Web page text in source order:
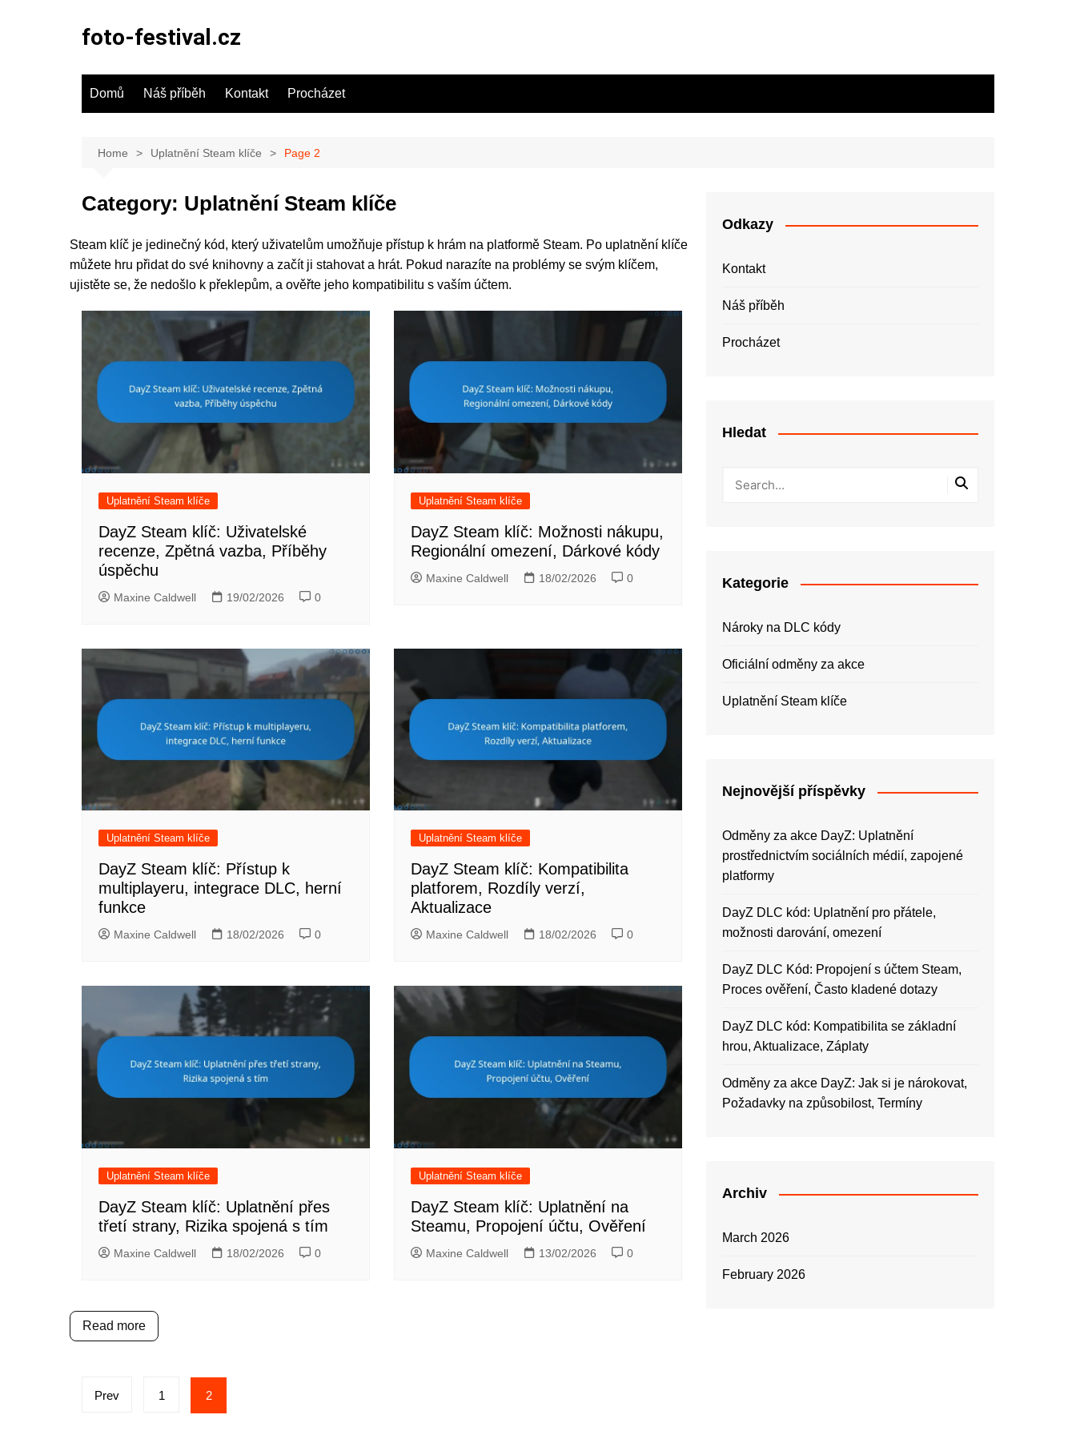
foto-festival.cz
Domů Náš příběh Kontakt Procházet
Home Uplatnění Steam klíče Page 2
Category: Uplatnění Steam klíče
Steam klíč je jedinečný kód, který uživatelům umožňuje přístup k hrám na platformě Steam. Po uplatnění klíče
můžete hru přidat do své knihovny a začít ji stahovat a hrát. Pokud narazíte na problémy se svým klíčem,
ujistěte se, že nedošlo k překlepům, a ověřte jeho kompatibilitu s vaším účtem.
Uplatnění Steam klíče
DayZ Steam klíč: Uživatelské
recenze, Zpětná vazba, Příběhy
úspěchu
Maxine Caldwell 19/02/2026 0
Uplatnění Steam klíče
DayZ Steam klíč: Možnosti nákupu,
Regionální omezení, Dárkové kódy
Maxine Caldwell 18/02/2026 0
Uplatnění Steam klíče
DayZ Steam klíč: Přístup k
multiplayeru, integrace DLC, herní
funkce
Maxine Caldwell 18/02/2026 0
Uplatnění Steam klíče
DayZ Steam klíč: Kompatibilita
platforem, Rozdíly verzí,
Aktualizace
Maxine Caldwell 18/02/2026 0
Uplatnění Steam klíče
DayZ Steam klíč: Uplatnění přes
třetí strany, Rizika spojená s tím
Maxine Caldwell 18/02/2026 0
Uplatnění Steam klíče
DayZ Steam klíč: Uplatnění na
Steamu, Propojení účtu, Ověření
Maxine Caldwell 13/02/2026 0
Read more
Posts
pagination
Prev 1 2
Odkazy
Kontakt
Náš příběh
Procházet
Hledat
Kategorie
Nároky na DLC kódy
Oficiální odměny za akce
Uplatnění Steam klíče
Nejnovější příspěvky
Odměny za akce DayZ: Uplatnění
prostřednictvím sociálních médií, zapojené
platformy
DayZ DLC kód: Uplatnění pro přátele,
možnosti darování, omezení
DayZ DLC Kód: Propojení s účtem Steam,
Proces ověření, Často kladené dotazy
DayZ DLC kód: Kompatibilita se základní
hrou, Aktualizace, Záplaty
Odměny za akce DayZ: Jak si je nárokovat,
Požadavky na způsobilost, Termíny
Archiv
March 2026
February 2026